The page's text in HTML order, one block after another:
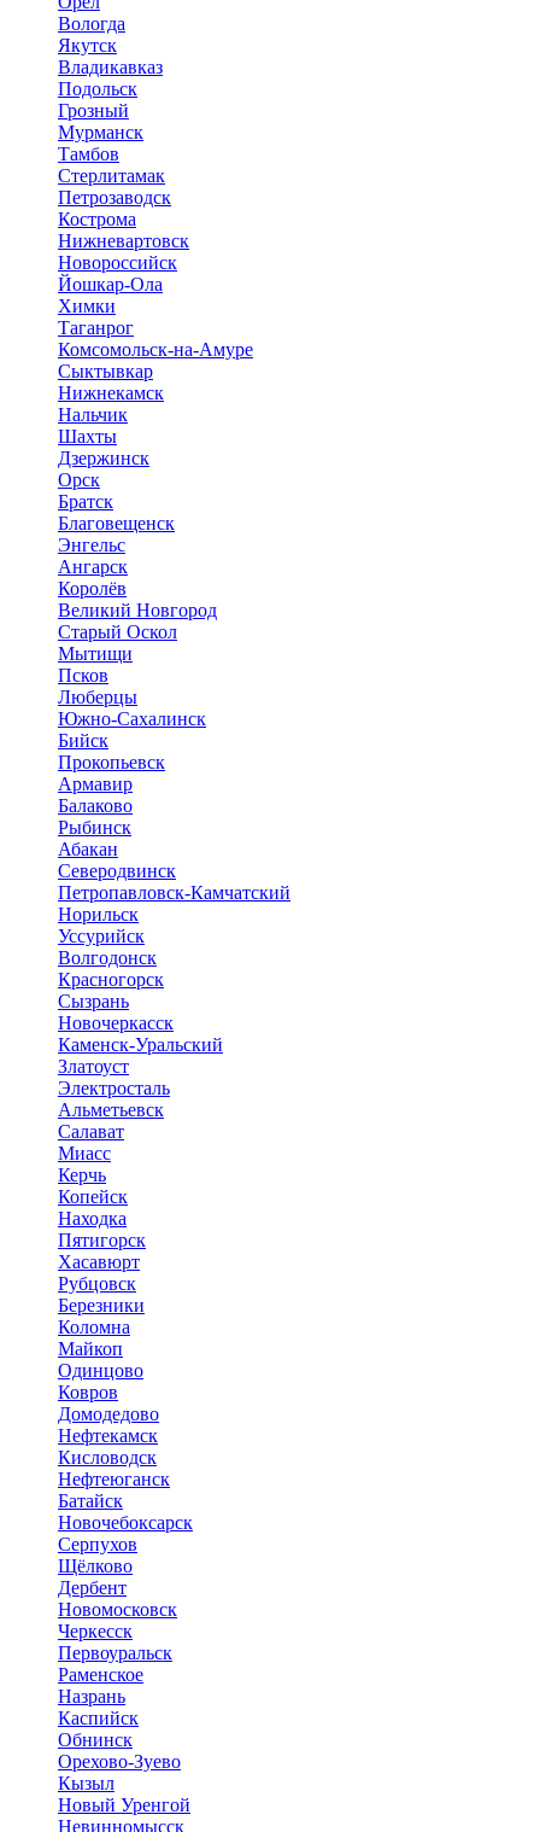
Вологда
Якутск
Владикавказ
Подольск
Грозный
Мурманск
Тамбов
Стерлитамак
Петрозаводск
Кострома
Нижневартовск
Новороссийск
Йошкар-Ола
Химки
Таганрог
Комсомольск-на-Амуре
Сыктывкар
Нижнекамск
Нальчик
Шахты
Дзержинск
Орск
Братск
Благовещенск
Энгельс
Ангарск
Королёв
Великий Новгород
Старый Оскол
Мытищи
Псков
Люберцы
Южно-Сахалинск
Бийск
Прокопьевск
Армавир
Балаково
Рыбинск
Абакан
Северодвинск
Петропавловск-Камчатский
Норильск
Уссурийск
Волгодонск
Красногорск
Сызрань
Новочеркасск
Каменск-Уральский
Златоуст
Электросталь
Альметьевск
Салават
Миасс
Керчь
Копейск
Находка
Пятигорск
Хасавюрт
Рубцовск
Березники
Коломна
Майкоп
Одинцово
Ковров
Домодедово
Нефтекамск
Кисловодск
Нефтеюганск
Батайск
Новочебоксарск
Серпухов
Щёлково
Дербент
Новомосковск
Черкесск
Первоуральск
Раменское
Назрань
Каспийск
Обнинск
Орехово-Зуево
Кызыл
Новый Уренгой
Невинномысск